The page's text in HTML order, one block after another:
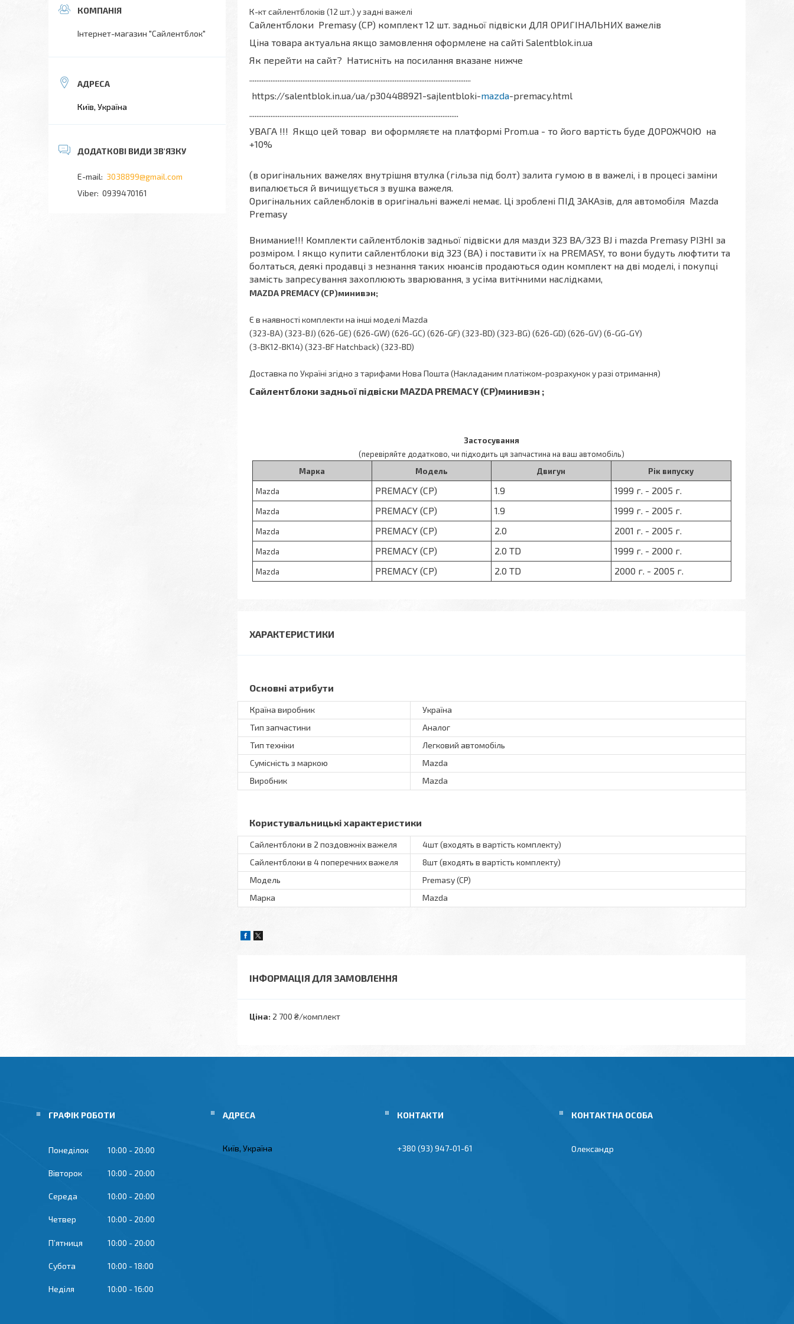
К-кт сайлентблоків (12 шт.) у задні важелі
Сайлентблоки Premasy (CP) комплект 12 шт. задньої підвіски ДЛЯ ОРИГІНАЛЬНИХ важелів
Ціна товара актуальна якщо замовлення оформлене на сайті Salentblok.in.ua
Як перейти на сайт? Натисніть на посилання вказане нижче
.............................................................................................................................
https://salentblok.in.ua/ua/p304488921-sajlentbloki-mazda-premacy.html
......................................................................................................................
УВАГА !!! Якщо цей товар ви оформляєте на платформі Prom.ua - то його вартість буде ДОРОЖЧОЮ на
+10%
(в оригінальних важелях внутрішня втулка (гільза під болт) залита гумою в в важелі, і в процесі заміни
випалюється й вичищується з вушка важеля.
Оригінальних сайленблоків в оригінальні важелі немає. Ці зроблені ПІД ЗАКАзів, для автомобіля Mazda
Premasy
Внимание!!! Комплекти сайлентблоків задньої підвіски для мазди 323 BA/323 BJ і mazda Premasy РІЗНІ за
розміром. І якщо купити сайлентблоки від 323 (BA) і поставити їх на PREMASY, то вони будуть люфтити та
болтаться, деякі продавці з незнання таких нюансів продаються один комплект на дві моделі, і покупці
замість запресування захоплюють зварювання, з усіма витічними наслідками,
MAZDA PREMACY (CP)минивэн;
Є в наявності комплекти на інші моделі Mazda
(323-BA) (323-BJ) (626-GE) (626-GW) (626-GC) (626-GF) (323-BD) (323-BG) (626-GD) (626-GV) (6-GG-GY)
(3-BK12-BK14) (323-BF Hatchback) (323-BD)
Доставка по Україні згідно з тарифами Нова Пошта (Накладаним платіжом-розрахунок у разі отримання)
Сайлентблоки задньої підвіски MAZDA PREMACY (CP)минивэн ;
Застосування
(перевіряйте додатково, чи підходить ця запчастина на ваш автомобіль)
Марка
Модель Двигун Рік випуску
Mazda PREMACY (CP) 1.9 1999 г. - 2005 г.
Mazda PREMACY (CP) 1.9 1999 г. - 2005 г.
Mazda PREMACY (CP) 2.0 2001 г. - 2005 г.
Mazda PREMACY (CP) 2.0 TD 1999 г. - 2000 г.
Mazda PREMACY (CP) 2.0 TD 2000 г. - 2005 г.
ХАРАКТЕРИСТИКИ
Основні атрибути
Країна виробник
Україна
Тип запчастини
Аналог
Тип техніки
Легковий автомобіль
Сумісність з маркою
Mazda
Виробник
Mazda
Користувальницькі характеристики
Сайлентблоки в 2 поздовжніх важеля
4шт (входять в вартість комплекту)
Сайлентблоки в 4 поперечних важеля
8шт (входять в вартість комплекту)
Модель
Premasy (CP)
Марка
Mazda
ІНФОРМАЦІЯ ДЛЯ ЗАМОВЛЕННЯ
Ціна: 2 700 ₴/комплект
Інтернет-магазин "Сайлентблок"
Київ, Україна
3038899@gmail.com
0939470161
ГРАФІК РОБОТИ
Понеділок 10:00 20:00
Вівторок 10:00 20:00
Середа 10:00 20:00
Четвер 10:00 20:00
Пʼятниця 10:00 20:00
Субота 10:00 18:00
Неділя 10:00 16:00
Київ, Україна +380 (93) 947-01-61 Олександр